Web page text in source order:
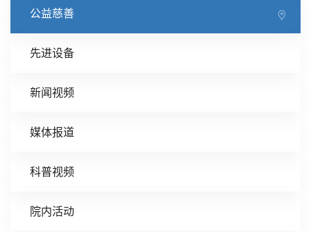
公益慈善
先进设备
新闻视频
媒体报道
科普视频
院内活动